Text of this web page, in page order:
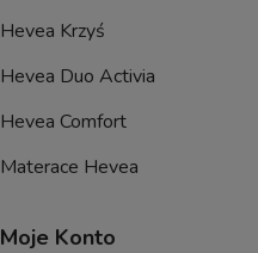
Hevea Krzyś
Hevea Duo Activia
Hevea Comfort
Materace Hevea
Moje Konto